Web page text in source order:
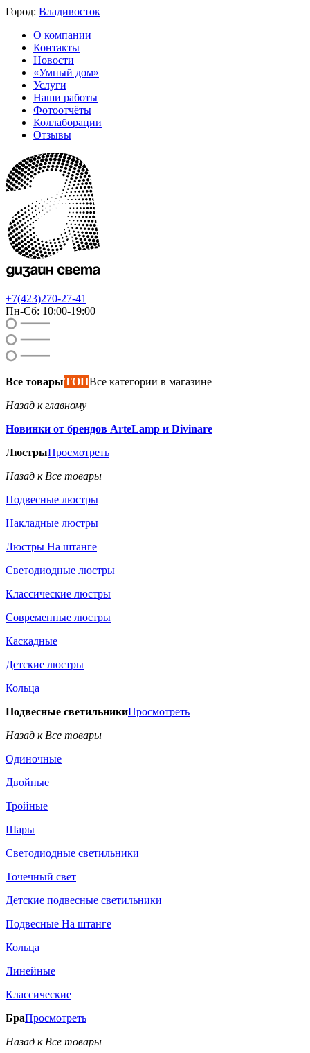
Город: Владивосток
О компании
Контакты
Новости
«Умный дом»
Услуги
Наши работы
Фотоотчёты
Коллаборации
Отзывы
+7(423)270-27-41
Пн-Сб: 10:00-19:00
Все товарыТОПВсе категории в магазине
Назад к главному
Новинки от брендов ArteLamp и Divinare
ЛюстрыПросмотреть
Назад к Все товары
Подвесные люстры
Накладные люстры
Люстры На штанге
Светодиодные люстры
Классические люстры
Современные люстры
Каскадные
Детские люстры
Кольца
Подвесные светильникиПросмотреть
Назад к Все товары
Одиночные
Двойные
Тройные
Шары
Светодиодные светильники
Точечный свет
Детские подвесные светильники
Подвесные На штанге
Кольца
Линейные
Классические
БраПросмотреть
Назад к Все товары